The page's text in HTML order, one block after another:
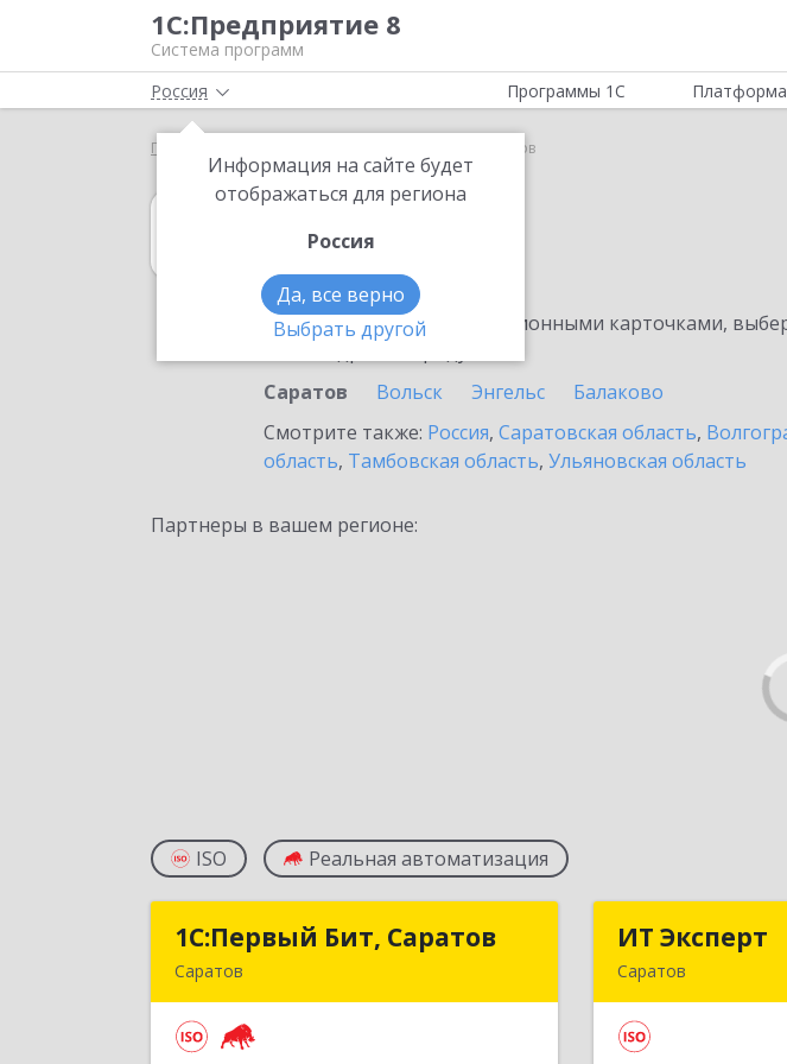
1С:Предприятие 8
Система программ
Россия
Информация на сайте будет
отображаться для региона
Россия
Да, все верно
Выбрать другой
Программы 1С Платформа
Главная Саратов
1С:Гаражи
в Саратове
Ознакомьтесь с информационными карточками,
Саратов
Вольск Энгельс
Балаково
Смотрите также: Россия, Саратовская область,
область, Тамбовская область, Ульяновская область
Партнеры в вашем регионе:
ISO Реальная автоматизация
1С:Первый Бит, Саратов
Саратов
1С:Первый Бит, Саратов
Астраханская ул, дом № 87, корпус 50
ИТ Эксперт
Саратов